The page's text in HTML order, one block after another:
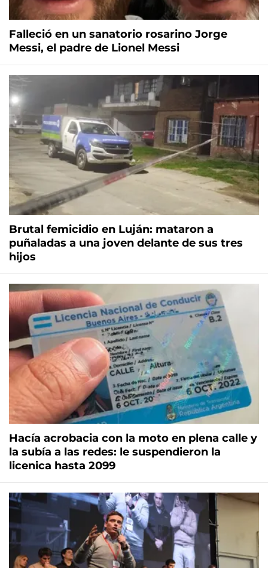
Falleció en un sanatorio rosarino Jorge
Messi, el padre de Lionel Messi
Brutal femicidio en Luján: mataron a
puñaladas a una joven delante de sus tres
hijos
Hacía acrobacia con la moto en plena calle y
la subía a las redes: le suspendieron la
licenica hasta 2099